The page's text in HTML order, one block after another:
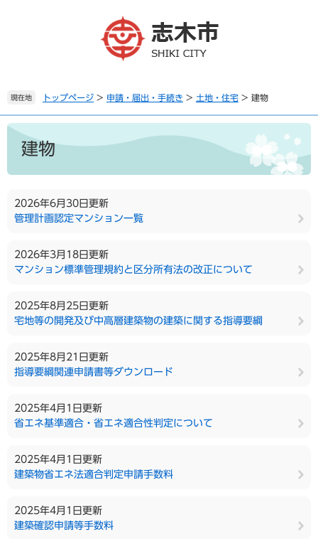
。
て
へ
現在地 トップページ > 申請・届出・手続き > 土地・住宅 > 建物
本
建物
2026年6月30日更新
管理計画認定マンション一覧
2026年3月18日更新
マンション標準管理規約と区分所有法の改正について
2025年8月25日更新
宅地等の開発及び中高層建築物の建築に関する指導要綱
2025年8月21日更新
指導要綱関連申請書等ダウンロード
2025年4月1日更新
省エネ基準適合・省エネ適合性判定について
2025年4月1日更新
建築物省エネ法適合判定申請手数料
2025年4月1日更新
建築確認申請等手数料